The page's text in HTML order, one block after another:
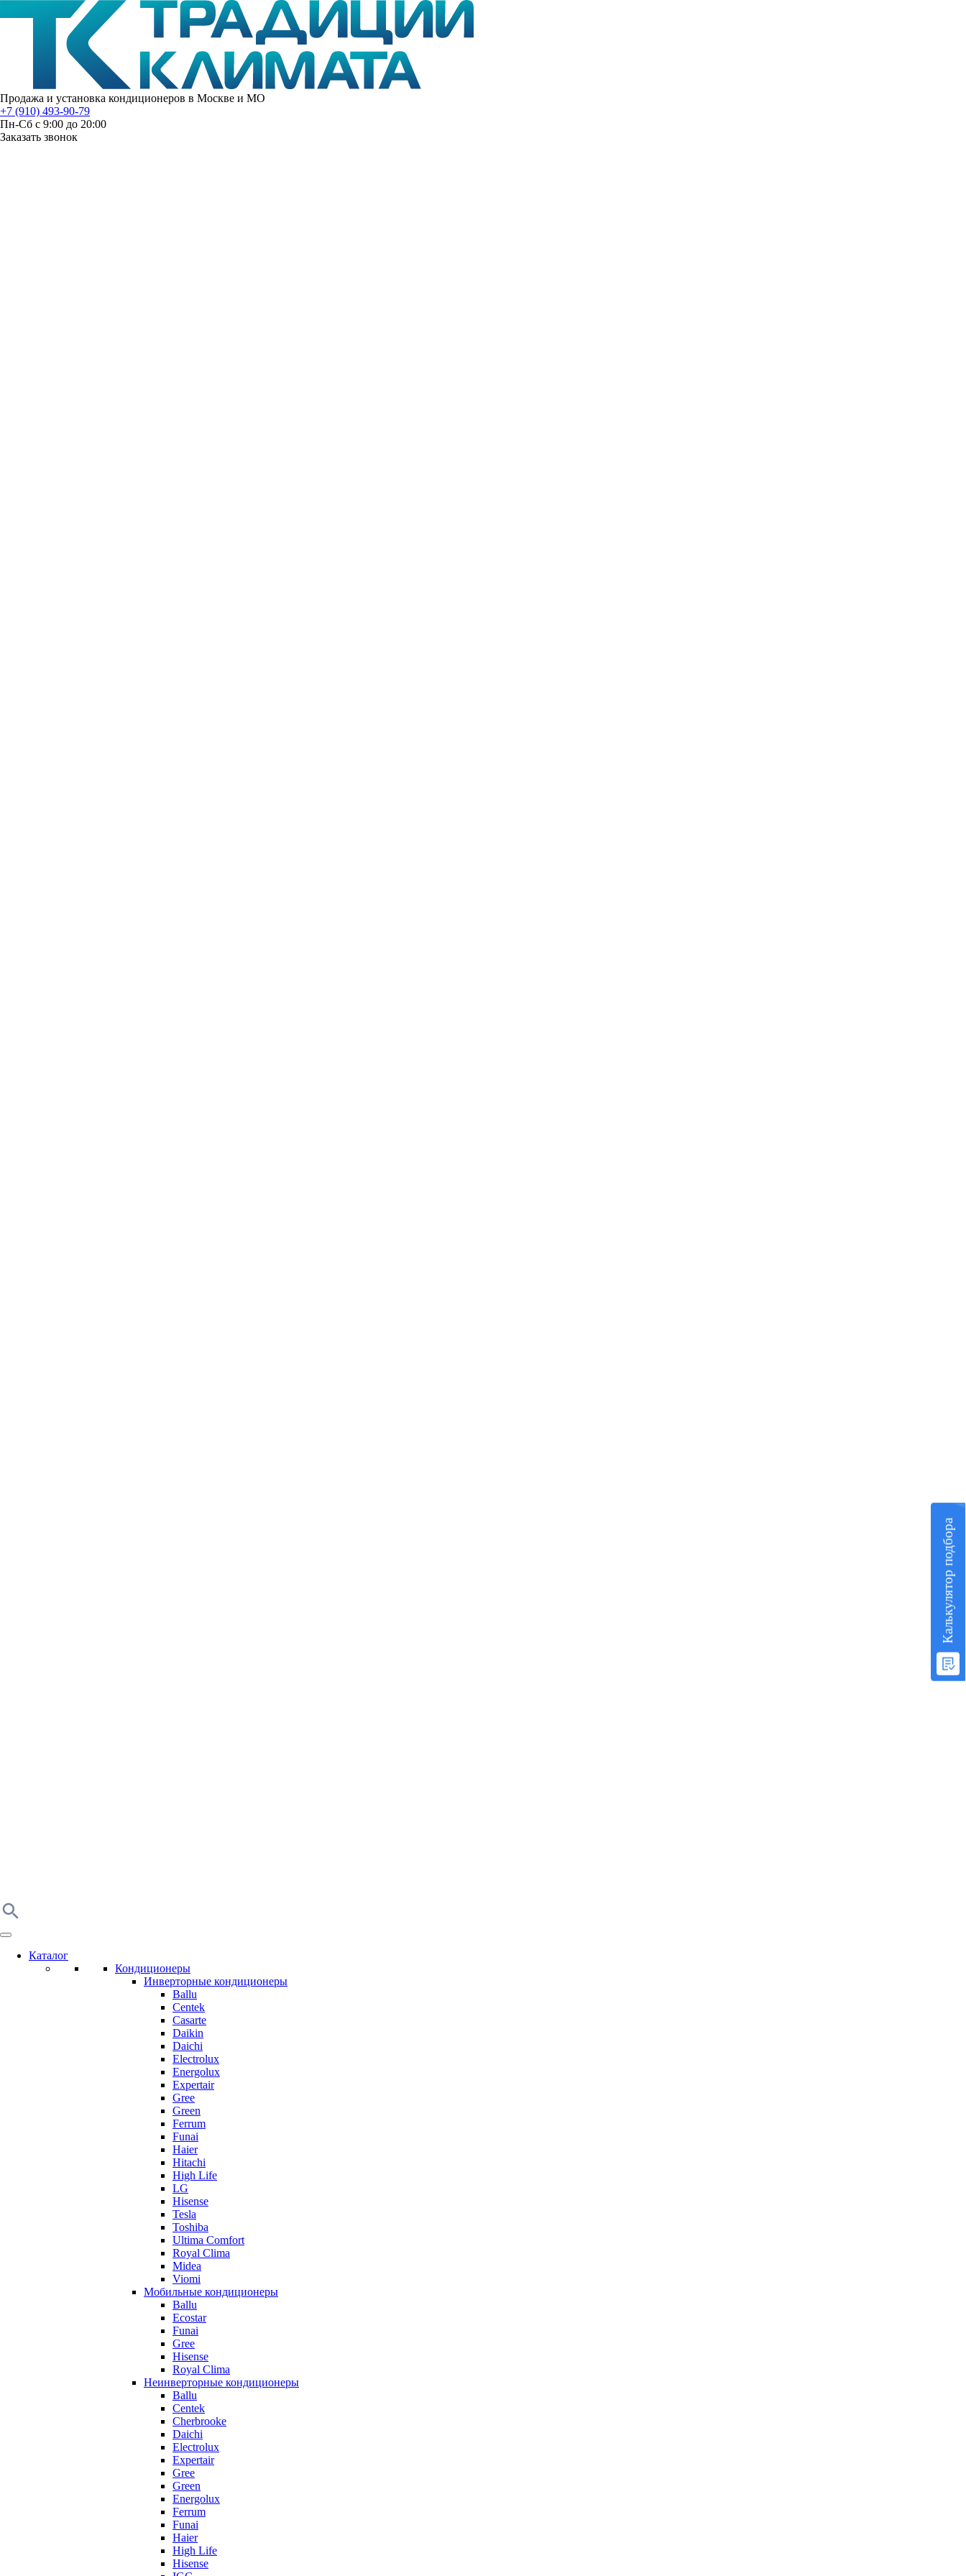
Продажа и установка кондиционеров в Москве и МО
+7 (910) 493-90-79
Пн-Сб с 9:00 до 20:00
Заказать звонок
Каталог
Кондиционеры
Инверторные кондиционеры
Ballu
Centek
Casarte
Daikin
Daichi
Electrolux
Energolux
Expertair
Gree
Green
Ferrum
Funai
Haier
Hitachi
High Life
LG
Hisense
Tesla
Toshiba
Ultima Comfort
Royal Clima
Midea
Viomi
Мобильные кондиционеры
Ballu
Ecostar
Funai
Gree
Hisense
Royal Clima
Неинверторные кондиционеры
Ballu
Centek
Cherbrooke
Daichi
Electrolux
Expertair
Gree
Green
Energolux
Ferrum
Funai
Haier
High Life
Hisense
Калькулятор подбора